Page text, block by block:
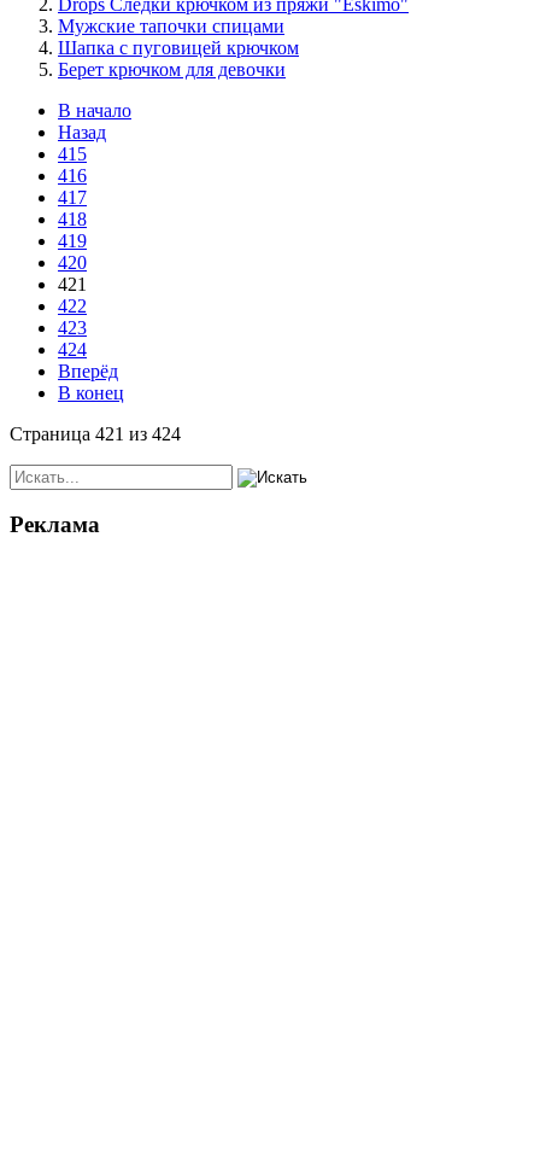
Мужские тапочки спицами
Шапка с пуговицей крючком
Берет крючком для девочки
В начало
Назад
415
416
417
418
419
420
421
422
423
424
Вперёд
В конец
Страница 421 из 424
Реклама